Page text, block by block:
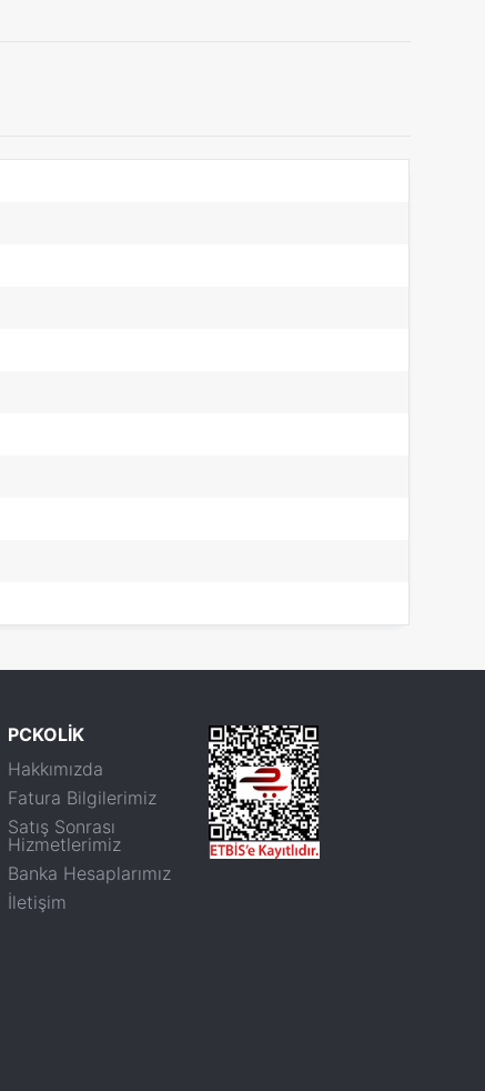
PCKOLİK
Hakkımızda
Fatura Bilgilerimiz
Satış Sonrası
Hizmetlerimiz
Banka Hesaplarımız
İletişim